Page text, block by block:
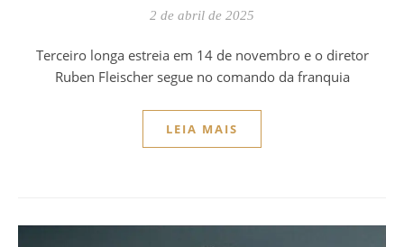
2 de abril de 2025
Terceiro longa estreia em 14 de novembro e o diretor
Ruben Fleischer segue no comando da franquia
LEIA MAIS